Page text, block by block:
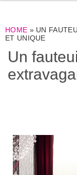
HOME » UN
ET UNIQUE
Un